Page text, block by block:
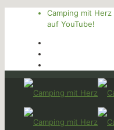
Camping mit Herz
auf YouTube!